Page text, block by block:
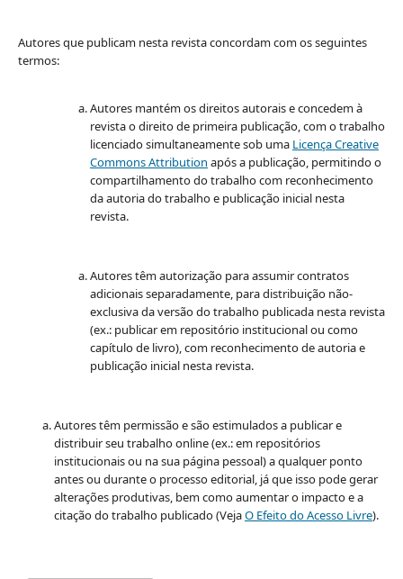
Autores que publicam nesta revista concordam com os seguintes
termos:
Autores mantém os direitos autorais e concedem à
revista o direito de primeira publicação, com o trabalho
licenciado simultaneamente sob uma Licença Creative
Commons Attribution após a publicação, permitindo o
compartilhamento do trabalho com reconhecimento
da autoria do trabalho e publicação inicial nesta
revista.
Autores têm autorização para assumir contratos
adicionais separadamente, para distribuição não-
exclusiva da versão do trabalho publicada nesta revista
(ex.: publicar em repositório institucional ou como
capítulo de livro), com reconhecimento de autoria e
publicação inicial nesta revista.
Autores têm permissão e são estimulados a publicar e
distribuir seu trabalho online (ex.: em repositórios
institucionais ou na sua página pessoal) a qualquer ponto
antes ou durante o processo editorial, já que isso pode gerar
alterações produtivas, bem como aumentar o impacto e a
citação do trabalho publicado (VejaO Efeito do Acesso Livre).